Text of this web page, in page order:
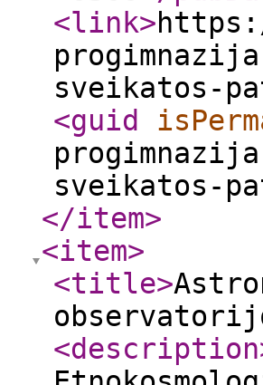
<link>
sveikatos-
<guid
sveikatos-
</item>
<item>
<title>
<description